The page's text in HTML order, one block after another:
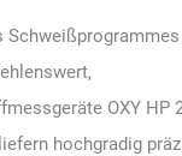
OXY
hochgradig